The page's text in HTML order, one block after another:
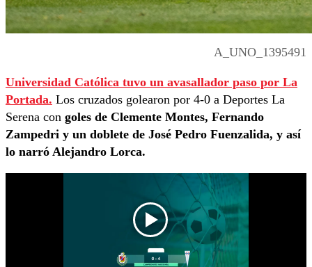
A_UNO_1395491
Universidad Católica tuvo un avasallador paso por La
Portada. Los cruzados golearon por 4-0 a Deportes La
Serena con goles de Clemente Montes, Fernando
Zampedri y un doblete de José Pedro Fuenzalida, y así
lo narró Alejandro Lorca.